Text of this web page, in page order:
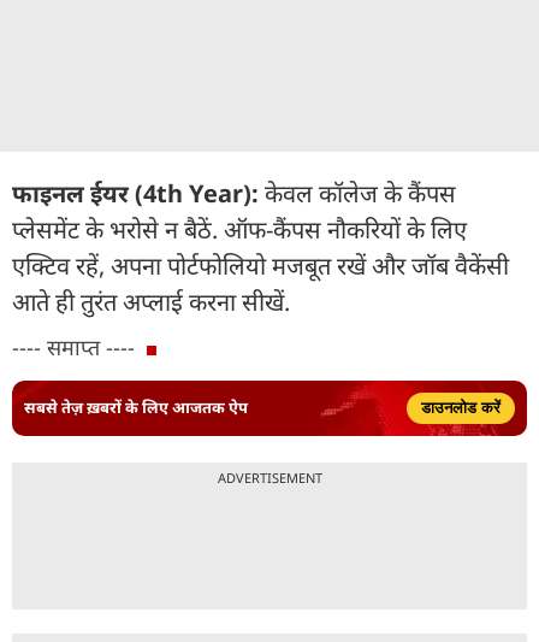
फाइनल ईयर (4th Year): केवल कॉलेज के कैंपस
प्लेसमेंट के भरोसे न बैठें. ऑफ-कैंपस नौकरियों के लिए
एक्टिव रहें, अपना पोर्टफोलियो मजबूत रखें और जॉब वैकेंसी
आते ही तुरंत अप्लाई करना सीखें.
---- समाप्त ----
सबसे तेज़ ख़बरों के लिए आजतक ऐप डाउनलोड करें
ADVERTISEMENT